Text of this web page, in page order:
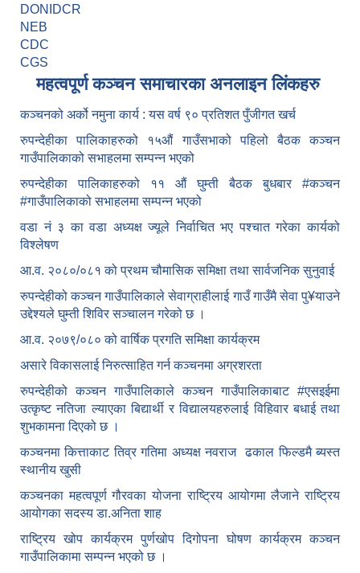
DONIDCR
NEB
CDC
CGS
महत्वपूर्ण कञ्चन समाचारका अनलाइन लिंकहरु
कञ्चनको अर्को नमुना कार्य : यस वर्ष ९० प्रतिशत पुँजीगत खर्च
रुपन्देहीका पालिकाहरुको १५औं गाउँसभाको पहिलो बैठक कञ्चन
गाउँपालिकाको सभाहलमा सम्पन्न भएको
रुपन्देहीका पालिकाहरुको ११ औं घुम्ती बैठक बुधबार #कञ्चन
#गाउँपालिकाको सभाहलमा सम्पन्न भएको
वडा नं ३ का वडा अध्यक्ष ज्यूले निर्वाचित भए पश्चात गरेका कार्यको
विश्लेषण
आ.व. २०८०/०८१ को प्रथम चौमासिक समिक्षा तथा सार्वजनिक सुनुवाई
रुपन्देहीको कञ्चन गाउँपालिकाले सेवाग्राहीलाई गाउँ गाउँमै सेवा पु¥याउने
उद्देश्यले घुम्ती शिविर सञ्चालन गरेको छ ।
आ.व. २०७९/०८० को वार्षिक प्रगति समिक्षा कार्यक्रम
असारे विकासलाई निरुत्साहित गर्न कञ्चनमा अग्रशरता
रुपन्देहीको कञ्चन गाउँपालिकाले कञ्चन गाउँपालिकाबाट #एसइईमा
उत्कृष्ट नतिजा ल्याएका बिद्यार्थी र विद्यालयहरुलाई विहिवार बधाई तथा
शुभकामना दिएको छ ।
कञ्चनमा कित्ताकाट तिव्र गतिमा अध्यक्ष नवराज ढकाल फिल्डमै ब्यस्त
स्थानीय खुसी
कञ्चनका महत्वपूर्ण गौरवका योजना राष्ट्रिय आयोगमा लैजाने राष्ट्रिय
आयोगका सदस्य डा.अनिता शाह
राष्ट्रिय खोप कार्यक्रम पुर्णखोप दिगोपना घोषण कार्यक्रम कञ्‍चन
गाउँपालिकामा सम्पन्न भएको छ ।